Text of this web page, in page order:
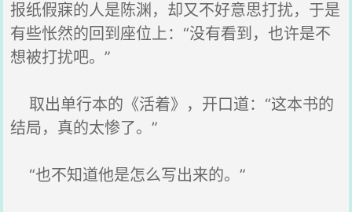
报纸假寐的人是陈渊，却又不好意思打扰，于是
有些怅然的回到座位上：“没有看到，也许是不
想被打扰吧。”
取出单行本的《活着》，开口道：“这本书的
结局，真的太惨了。”
“也不知道他是怎么写出来的。”